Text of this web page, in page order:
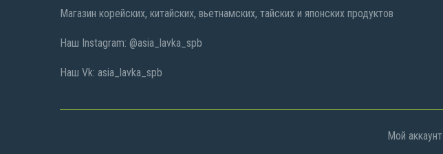
Магазин корейских, китайских, вьетнамских, тайских и японских продуктов
Наш Instagram: @asia_lavka_spb
Наш Vk: asia_lavka_spb
Мой аккаунт